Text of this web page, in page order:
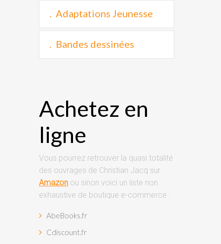
Adaptations Jeunesse
Bandes dessinées
Achetez en
ligne
Vous pourrez retrouver la quasi totalité
des ouvrages de Christian Jacq sur
Amazon ou sinon voici un liste non
exhaustive de boutique e-commerce :
AbeBooks.fr
Cdiscount.fr